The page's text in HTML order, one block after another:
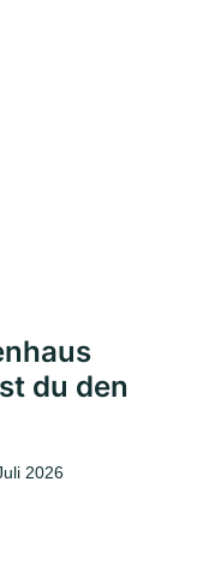
du den
2026